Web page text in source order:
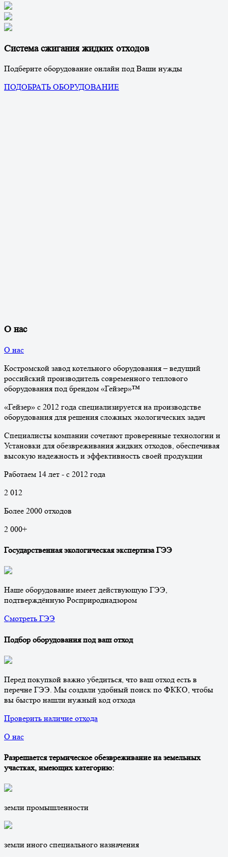
Система сжигания жидких отходов
Подберите оборудование онлайн под Ваши нужды
ПОДОБРАТЬ ОБОРУДОВАНИЕ
О нас
О нас
Костромской завод котельного оборудования – ведущий
российский производитель современного теплового
оборудования под брендом «Гейзер»™
«Гейзер» с 2012 года специализируется на производстве
оборудования для решения сложных экологических задач
Специалисты компании сочетают проверенные технологии и
Установки для обезвреживания жидких отходов, обеспечивая
высокую надежность и эффективность своей продукции
Работаем 14 лет - с 2012 года
2 012
Более 2000 отходов
2 000+
Государственная экологическая экспертиза ГЭЭ
Наше оборудование имеет действующую ГЭЭ,
подтверждённую Росприроднадзором
Смотреть ГЭЭ
Подбор оборудования под ваш отход
Перед покупкой важно убедиться, что ваш отход есть в
перечне ГЭЭ. Мы создали удобный поиск по ФККО, чтобы
вы быстро нашли нужный код отхода
Проверить наличие отхода
О нас
Разрешается термическое обезвреживание на земельных
участках, имеющих категорию:
земли промышленности
земли иного специального назначения